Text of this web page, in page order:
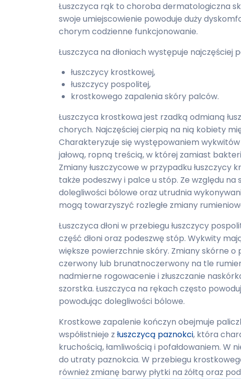
Łuszczyca rąk to choroba dermatologiczna
swoje umiejscowienie powoduje duży
chorym codzienne funkcjonowanie.
Łuszczyca na dłoniach występuje
łuszczycy krostkowej,
łuszczycy pospolitej,
krostkowego zapalenia skóry palców.
Łuszczyca krostkowa jest rzadką odmianą
chorych. Najczęściej cierpią na nią kobiety
Charakteryzuje się występowaniem
jałową, ropną treścią, w której zamiast
Zmiany łuszczycowe w przypadku łuszczycy
także podeszwy i palce u stóp. Ze względu na
dolegliwości bólowe oraz utrudnia
mogą towarzyszyć rozległe zmiany
Łuszczyca dłoni w przebiegu łuszczycy
część dłoni oraz podeszwę stóp. Wykwity
większe powierzchnie skóry. Zmiany skórne
czerwony lub brunatnoczerwony na tle
nadmierne rogowacenie i złuszczanie
szorstka. Łuszczyca na rękach często
powodując dolegliwości bólowe.
Krostkowe zapalenie kończyn obejmuje
współistnieje z łuszczycą paznokci, która
kruchością, łamliwością i pofałdowaniem.
do utraty paznokcia. W przebiegu
również zmianę barwy płytki na żółtą oraz